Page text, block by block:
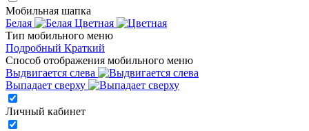
Мобильная шапка
Белая
Цветная
Тип мобильного меню
Подробный Краткий
Способ отображения мобильного меню
Выдвигается слева
Выпадает сверху
Личный кабинет